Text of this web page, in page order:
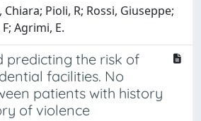
Chiara; Pioli, R; Rossi, Giuseppe;
Agrimi, E.
predicting the risk of
facilities. No
patients with history
of violence